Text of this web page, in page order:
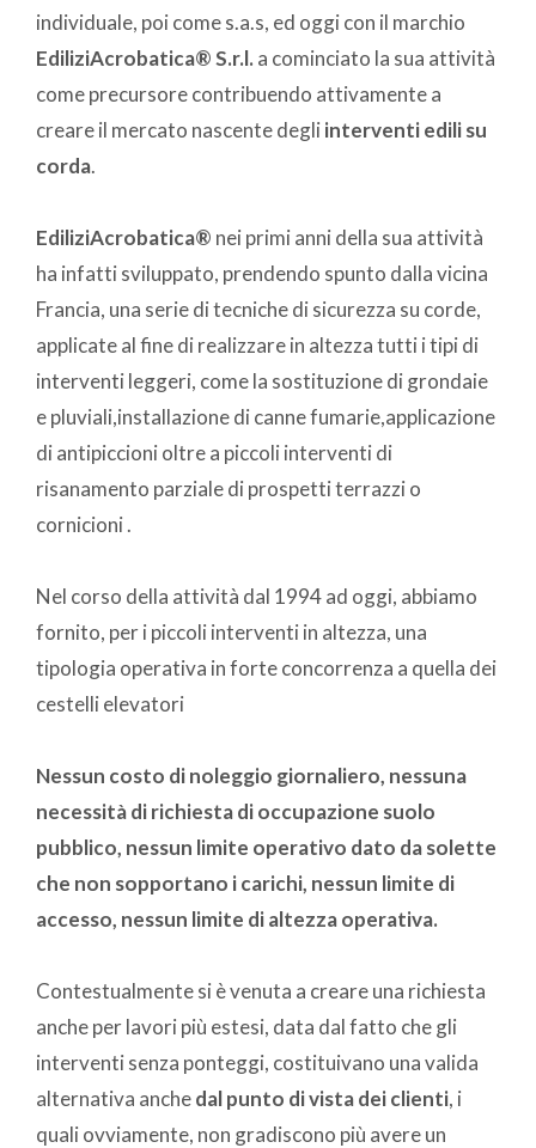
individuale, poi come s.a.s, ed oggi con il marchio
EdiliziAcrobatica® S.r.l. a cominciato la sua attività
come precursore contribuendo attivamente a
creare il mercato nascente degli interventi edili su
corda.
EdiliziAcrobatica® nei primi anni della sua attività
ha infatti sviluppato, prendendo spunto dalla vicina
Francia, una serie di tecniche di sicurezza su corde,
applicate al fine di realizzare in altezza tutti i tipi di
interventi leggeri, come la sostituzione di grondaie
e pluviali,installazione di canne fumarie,applicazione
di antipiccioni oltre a piccoli interventi di
risanamento parziale di prospetti terrazzi o
cornicioni .
Nel corso della attività dal 1994 ad oggi, abbiamo
fornito, per i piccoli interventi in altezza, una
tipologia operativa in forte concorrenza a quella dei
cestelli elevatori
Nessun costo di noleggio giornaliero, nessuna
necessità di richiesta di occupazione suolo
pubblico, nessun limite operativo dato da solette
che non sopportano i carichi, nessun limite di
accesso, nessun limite di altezza operativa.
Contestualmente si è venuta a creare una richiesta
anche per lavori più estesi, data dal fatto che gli
interventi senza ponteggi, costituivano una valida
alternativa anchedal punto di vista dei clienti, i
quali ovviamente, non gradiscono più avere un